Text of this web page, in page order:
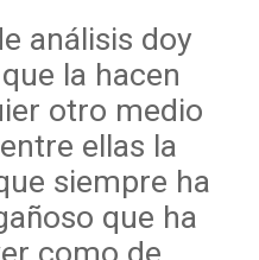
análisis doy
la hacen
otro medio
ellas la
siempre ha
que ha